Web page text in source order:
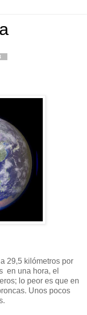
29,5 kilómetros por
en una hora, el
lo peor es que en
Unos pocos